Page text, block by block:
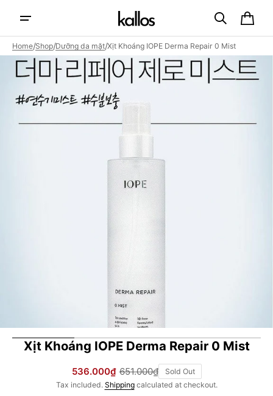
content
Cart
Home/Shop/Dưỡng da mặt/Xịt Khoáng IOPE Derma Repair 0 Mist
Xịt Khoáng IOPE Derma Repair 0 Mist
Sale
536.000₫
Regular
651.000₫
Sold Out
Tax included. Shippingcalculated at checkout.